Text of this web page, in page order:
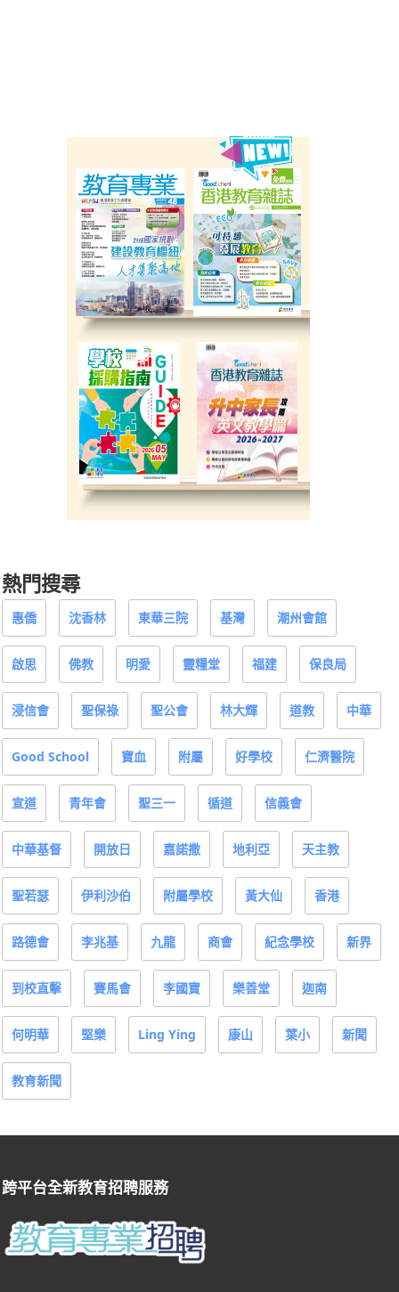
熱門搜尋
惠僑 沈香林 東華三院 基灣 潮州會館
啟思 佛教 明愛 靈糧堂 福建 保良局
浸信會 聖保祿 聖公會 林大輝 道教 中華
Good School 寶血 附屬 好學校 仁濟醫院
宣道 青年會 聖三一 循道 信義會
中華基督 開放日 嘉諾撒 地利亞 天主教
聖若瑟 伊利沙伯 附屬學校 黃大仙 香港
路德會 李兆基 九龍 商會 紀念學校 新界
到校直擊 賽馬會 李國寶 樂善堂 迦南
何明華 堅樂 Ling Ying 康山 葉小 新聞
教育新聞
跨平台全新教育招聘服務